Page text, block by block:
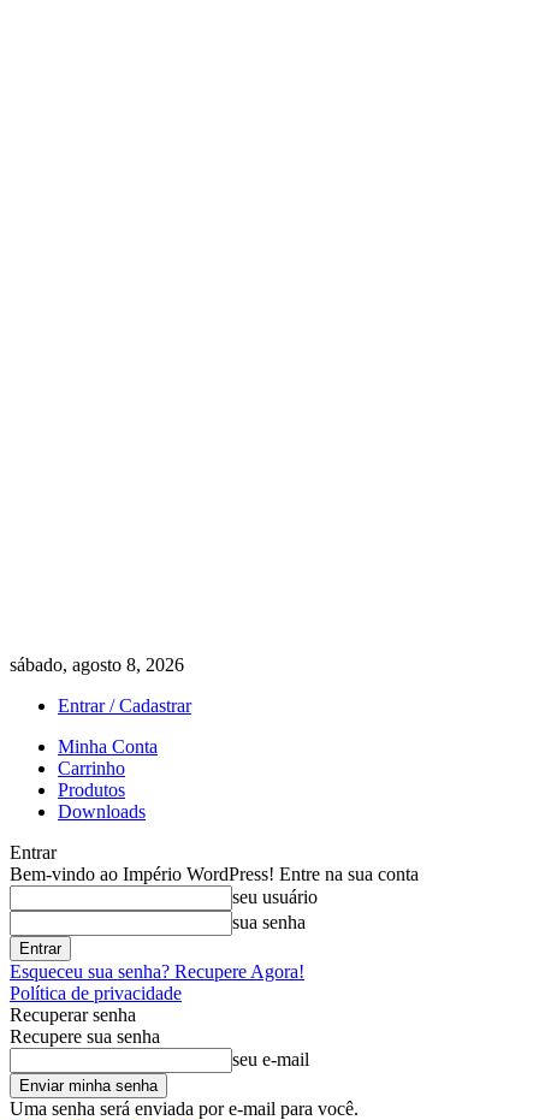
sábado, agosto 8, 2026
Entrar / Cadastrar
Minha Conta
Carrinho
Produtos
Downloads
Entrar
Bem-vindo ao Império WordPress! Entre na sua conta
seu usuário
sua senha
Esqueceu sua senha? Recupere Agora!
Política de privacidade
Recuperar senha
Recupere sua senha
seu e-mail
Uma senha será enviada por e-mail para você.